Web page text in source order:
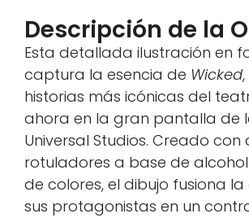
Descripción de la
Esta detallada ilustración en
captura la esencia de Wicked
historias más icónicas del
ahora en la gran pantalla de
Universal Studios. Creado con
rotuladores a base de
de colores, el dibujo fusiona
sus protagonistas en un